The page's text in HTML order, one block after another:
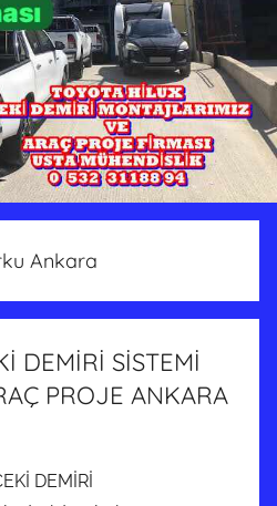
Ankara
DEMİRİ SİSTEMİ
PROJE ANKARA
DEMİRİ